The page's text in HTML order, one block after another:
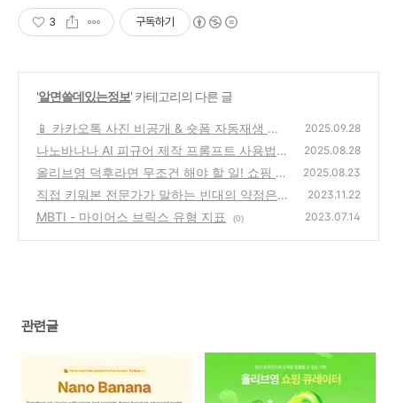
3 구독하기
'알면쓸데있는정보' 카테고리의 다른 글
📱 카카오톡 사진 비공개 & 숏폼 자동재생 끄
는 방법 (2025 최신 설정법)
(0)
2025.09.28
나노바나나 AI 피규어 제작 프롬프트 사용법
(3)
2025.08.28
올리브영 덕후라면 무조건 해야 할 일! 쇼핑 큐
레이터로 용돈 벌기💸 (신청 방법 & 수익 꿀팁)
(3)
2025.08.23
직접 키워본 전문가가 말하는 빈대의 약점은
'이것'
(0)
2023.11.22
MBTI - 마이어스 브릭스 유형 지표 (0) 2023.07.14
관련글